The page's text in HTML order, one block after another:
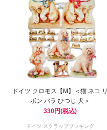
ドイツ クロモス【M】＜猫 ネコ リ
ボン バラ ひつじ 犬＞
330円(税込)
ドイツ スクラップブッキング